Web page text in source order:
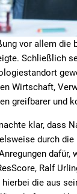
vor allem
Schließlich
Wirtschaft,
greifbarer und
klar, dass
durch
Ralf
die aus